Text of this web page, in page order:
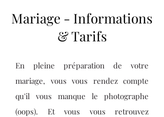
Mariage - Informations
& Tarifs
En pleine préparation de votre
mariage, vous vous rendez compte
qu'il vous manque le photographe
(oops). Et vous vous retrouvez